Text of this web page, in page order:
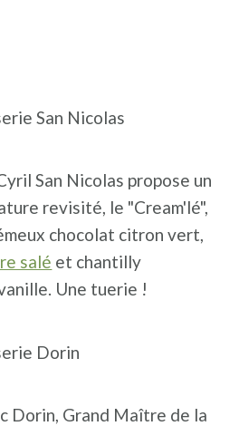
San Nicolas
San Nicolas propose un
revisité, le "Cream'lé",
chocolat citron vert,
salé et chantilly
Une tuerie !
Dorin
Dorin, Grand Maître de la